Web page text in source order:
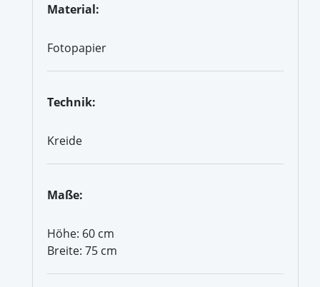
Material:
Fotopapier
Technik:
Kreide
Maße:
Höhe: 60 cm
Breite: 75 cm